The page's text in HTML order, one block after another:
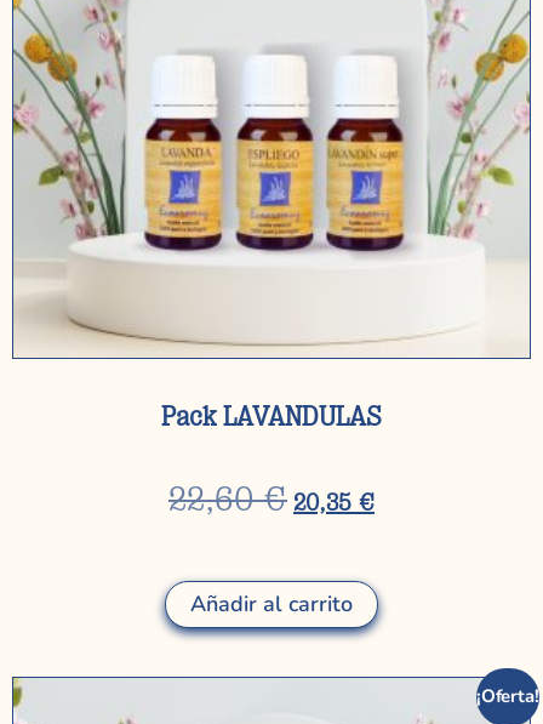
Pack LAVANDULAS
22,60€ 20,35 €
Añadir al carrito
¡Oferta!